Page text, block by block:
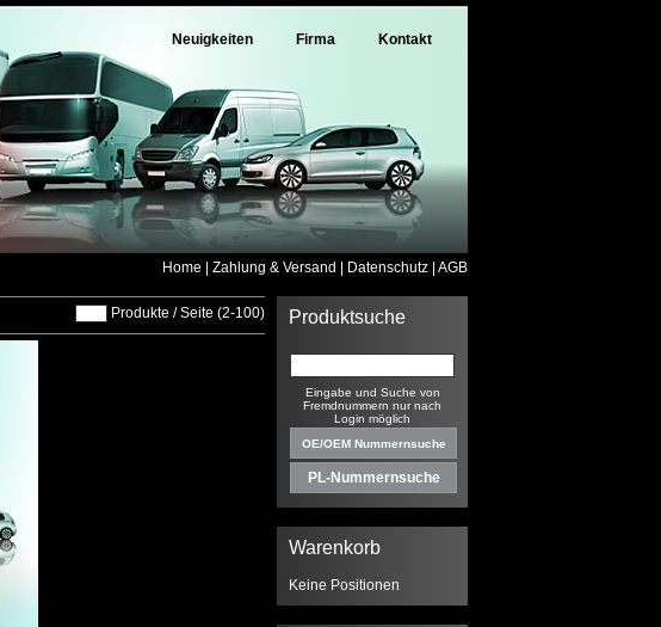
Neuigkeiten Firma Kontakt
Home Zahlung & Versand Datenschutz AGB
Produktsuche
Eingabe und Suche von
Fremdnummern nur nach
Login möglich
Warenkorb
Keine Positionen
Produkte / Seite (2-100)